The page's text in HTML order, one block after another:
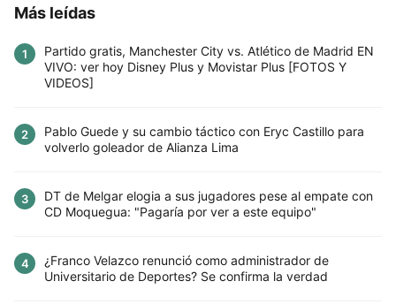
Más leídas
1
Partido gratis, Manchester City vs. Atlético de Madrid EN
VIVO: ver hoy Disney Plus y Movistar Plus [FOTOS Y
VIDEOS]
2
Pablo Guede y su cambio táctico con Eryc Castillo para
volverlo goleador de Alianza Lima
3
DT de Melgar elogia a sus jugadores pese al empate con
CD Moquegua: "Pagaría por ver a este equipo"
4
¿Franco Velazco renunció como administrador de
Universitario de Deportes? Se confirma la verdad